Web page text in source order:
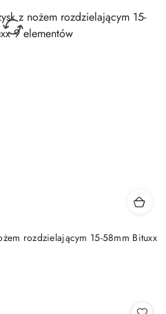
rozdzielającym 15-58mm Bituxx